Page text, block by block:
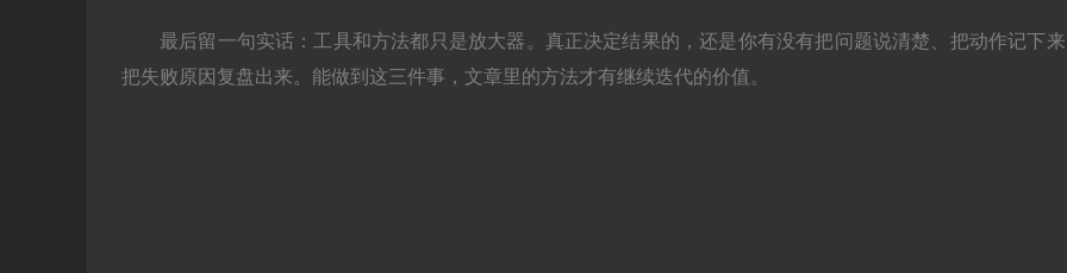
最后留一句实话：工具和方法都只是放大器。真正决定结果的，还是你有没有把问题说清楚、把动作记下
把失败原因复盘出来。能做到这三件事，文章里的方法才有继续迭代的价值。